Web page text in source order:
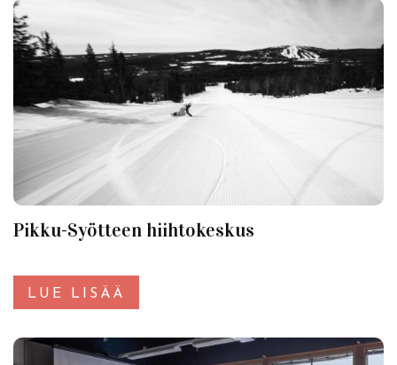
Pikku-Syötteen hiihtokeskus
LUE LISÄÄ